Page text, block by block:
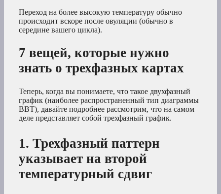
Переход на более высокую температуру обычно
происходит вскоре после овуляции (обычно в
середине вашего цикла).
7 вещей, которые нужно
знать о трехфазных картах
Теперь, когда вы понимаете, что такое двухфазный
график (наиболее распространенный тип диаграммы
BBT), давайте подробнее рассмотрим, что на самом
деле представляет собой трехфазный график.
1. Трехфазный паттерн
указывает на второй
температурный сдвиг